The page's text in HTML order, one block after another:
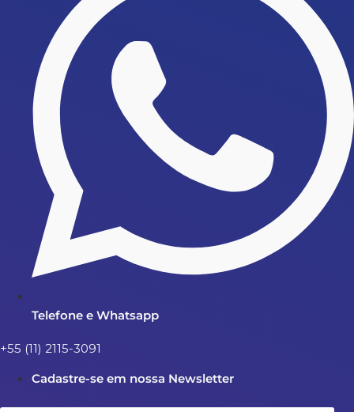
Telefone e Whatsapp
+55 (11) 2115-3091
Cadastre-se em nossa Newsletter